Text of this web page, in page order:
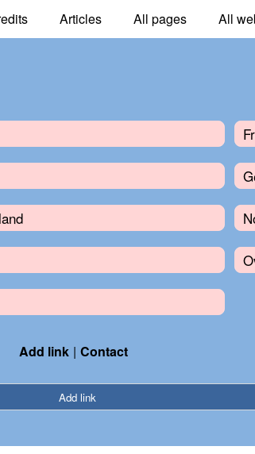
Articles All pages All
Add link Contact
Add link